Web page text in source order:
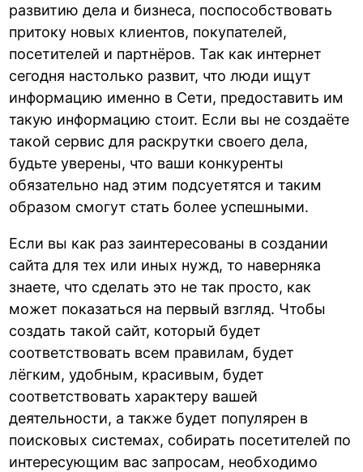
развитию дела и бизнеса, поспособствовать
притоку новых клиентов, покупателей,
посетителей и партнёров. Так как интернет
сегодня настолько развит, что люди ищут
информацию именно в Сети, предоставить им
такую информацию стоит. Если вы не создаёте
такой сервис для раскрутки своего дела,
будьте уверены, что ваши конкуренты
обязательно над этим подсуетятся и таким
образом смогут стать более успешными.
Если вы как раз заинтересованы в создании
сайта для тех или иных нужд, то наверняка
знаете, что сделать это не так просто, как
может показаться на первый взгляд. Чтобы
создать такой сайт, который будет
соответствовать всем правилам, будет
лёгким, удобным, красивым, будет
соответствовать характеру вашей
деятельности, а также будет популярен в
поисковых системах, собирать посетителей по
интересующим вас запросам, необходимо